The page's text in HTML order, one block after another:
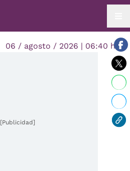
06 / agosto / 2026 | 06:40 hrs.
[Publicidad]